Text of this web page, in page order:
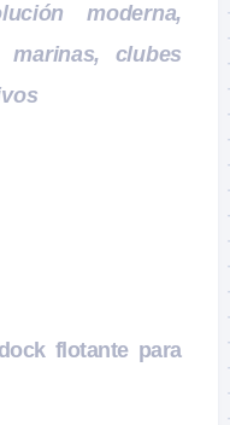
moderna,
clubes
flotante para